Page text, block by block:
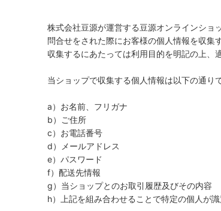
株式会社豆源が運営する豆源オンラインショ
問合せをされた際にお客様の個人情報を収集
収集するにあたっては利用目的を明記の上、
当ショップで収集する個人情報は以下の通りで
a）お名前、フリガナ
b）ご住所
c）お電話番号
d）メールアドレス
e）パスワード
f）配送先情報
g）当ショップとのお取引履歴及びその内容
h）上記を組み合わせることで特定の個人が